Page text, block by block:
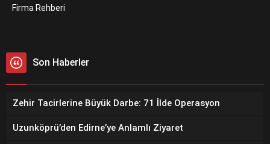
Firma Rehberi
Son Haberler
Zehir Tacirlerine Büyük Darbe: 71 İlde Operasyon
Uzunköprü’den Edirne’ye Anlamlı Ziyaret